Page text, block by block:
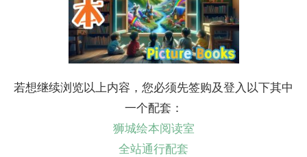
若想继续浏览以上内容，您必须先签购及登入以下其中
一个配套：
狮城绘本阅读室
全站通行配套